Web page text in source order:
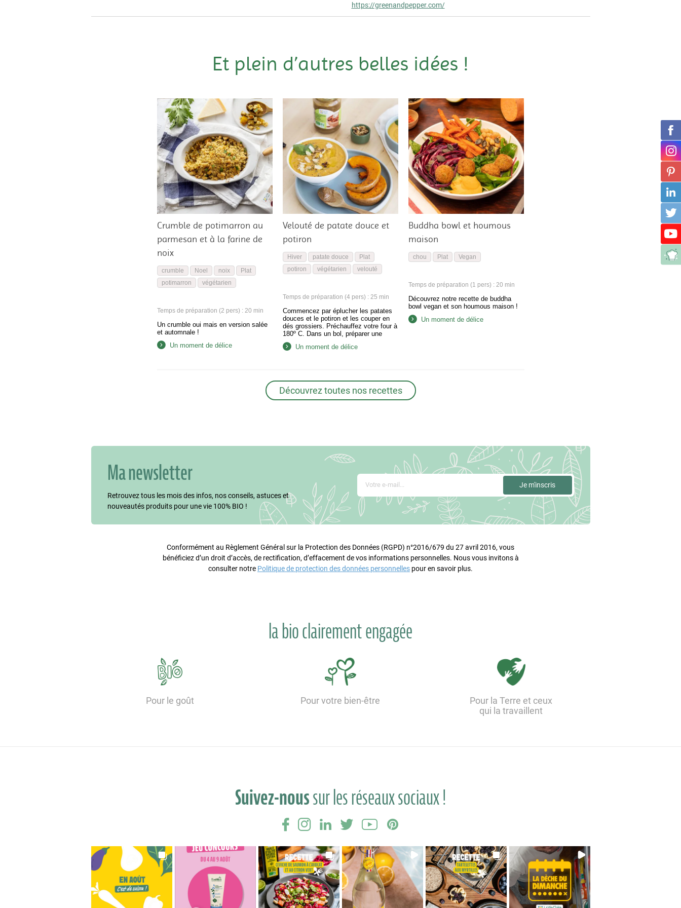
https://greenandpepper.com/
Et plein d’autres belles idées !
Crumble de potimarron au
parmesan et à la farine de
noix
crumble Noel noix
Plat
potimarron
végétarien
Temps de préparation (2 pers) : 20 min
Un crumble oui mais en version salée
et automnale !
Un moment de délice
Velouté de patate douce et
potiron
Hiver patate douce
Plat
potiron
végétarien velouté
Temps de préparation (4 pers) : 25 min
Commencez par éplucher les patates
douces et le potiron et les couper en
dés grossiers. Préchauffez votre four à
180º C. Dans un bol, préparer une
vinaigrette avec l’huile d’olive, le vin
blanc, quelques pincées de sel, de
Un moment de délice
Buddha bowl et houmous
maison
chou Plat Vegan
Temps de préparation (1 pers) : 20 min
Découvrez notre recette de buddha
bowl vegan et son houmous maison !
Un moment de délice
Découvrez toutes nos recettes
Ma newsletter
Retrouvez tous les mois des infos, nos conseils, astuces et
nouveautés produits pour une vie 100% BIO !
Conformément au Règlement Général sur la Protection des Données (RGPD) n°2016/679 du 27 avril 2016, vous
bénéficiez d’un droit d’accès, de rectification, d’effacement de vos informations personnelles. Nous vous invitons à
consulter notre Politique de protection des données personnelles pour en savoir plus.
la bio clairement engagée
Pour le goût Pour votre bien-être
Pour la Terre et ceux
qui la travaillent
Suivez-noussur les réseaux sociaux !